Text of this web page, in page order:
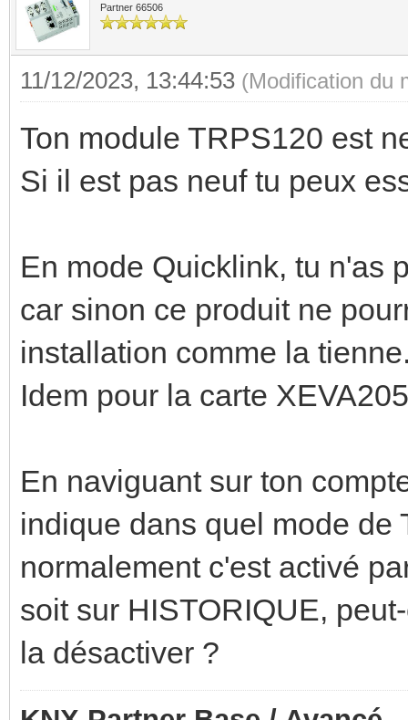
Partner 66506
11/12/2023, 13:44:53 (Modification du
Ton module TRPS120 est
Si il est pas neuf tu peux
En mode Quicklink, tu n'as
car sinon ce produit ne
installation comme la
Idem pour la carte
En naviguant sur ton
indique dans quel mode de
normalement c'est activé
soit sur HISTORIQUE,
la désactiver ?